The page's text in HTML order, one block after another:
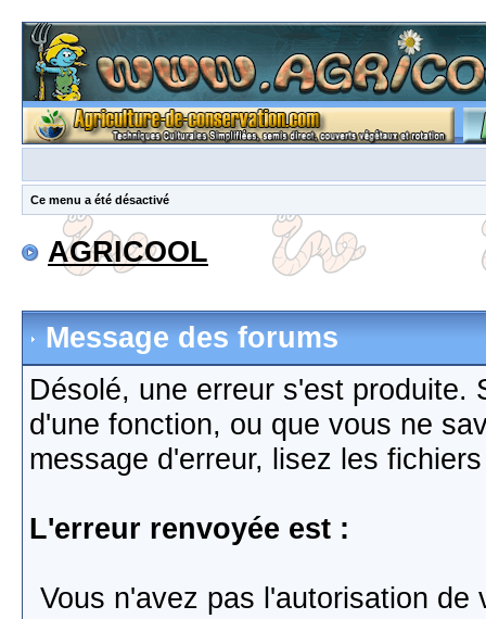
Ce menu a été désactivé
AGRICOOL
Message des forums
Désolé, une erreur s'est produite.
d'une fonction, ou que vous ne
message d'erreur, lisez les
L'erreur renvoyée est :
Vous n'avez pas l'autorisation de